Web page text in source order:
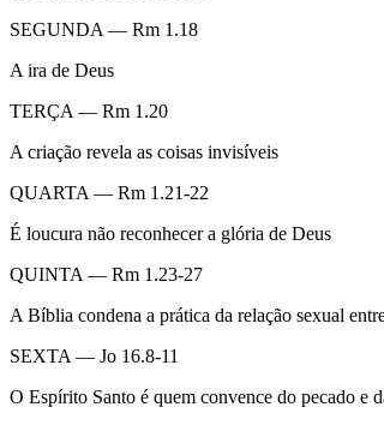
SEGUNDA — Rm 1.18
A ira de Deus
TERÇA — Rm 1.20
A criação revela as coisas invisíveis
QUARTA — Rm 1.21-22
É loucura não reconhecer a glória de Deus
QUINTA — Rm 1.23-27
A Bíblia condena a prática da relação sexual
SEXTA — Jo 16.8-11
O Espírito Santo é quem convence do pecado e